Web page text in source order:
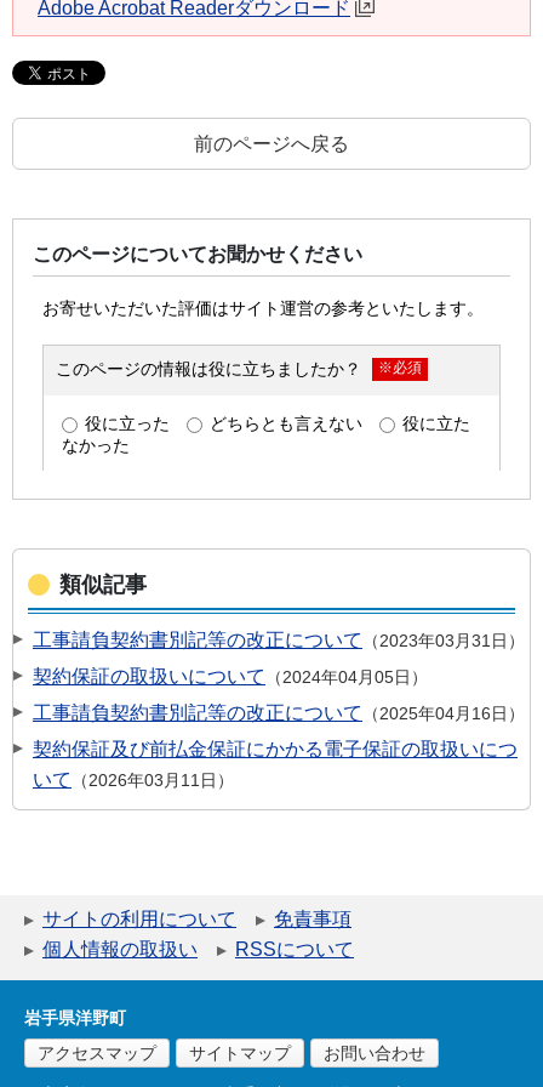
Adobe Acrobat Readerダウンロード
前のページへ戻る
このページについてお聞かせください
類似記事
工事請負契約書別記等の改正について 2023年03月31日
契約保証の取扱いについて 2024年04月05日
工事請負契約書別記等の改正について 2025年04月16日
契約保証及び前払金保証にかかる電子保証の取扱いにつ
いて
2026年03月11日
サイトの利用について
免責事項
個人情報の取扱い
RSSについて
岩手県洋野町
アクセスマップ
サイトマップ お問い合わせ